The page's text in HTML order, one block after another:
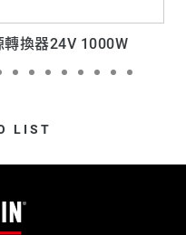
換器24V 1000W
LIST